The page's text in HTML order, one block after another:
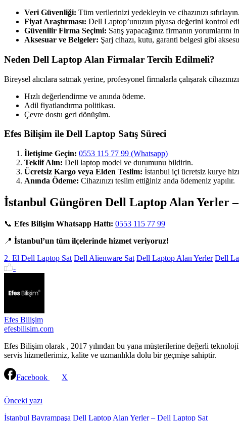
Veri Güvenliği: Tüm verilerinizi yedekleyin ve cihazınızı sıfırlayın.
Fiyat Araştırması: Dell Laptop’unuzun piyasa değerini kontrol
Güvenilir Firma Seçimi: Satış yapacağınız firmanın yorumlarını
Aksesuar ve Belgeler: Şarj cihazı, kutu, garanti belgesi gibi
Neden Dell Laptop Alan Firmalar Tercih Edilmeli?
Bireysel alıcılara satmak yerine, profesyonel firmalarla çalışarak cihazınızı
Hızlı değerlendirme ve anında ödeme.
Adil fiyatlandırma politikası.
Çevre dostu geri dönüşüm.
Efes Bilişim ile Dell Laptop Satış Süreci
İletişime Geçin: 0553 115 77 99 (Whatsapp)
Teklif Alın: Dell laptop model ve durumunu bildirin.
Ücretsiz Kargo veya Elden Teslim: İstanbul içi ücretsiz kurye
Anında Ödeme: Cihazınızı teslim ettiğiniz anda ödemeniz yapılır.
İstanbul Güngören Dell Laptop Alan Yerler –
📞 Efes Bilişim Whatsapp Hattı: 0553 115 77 99
📍 İstanbul’un tüm ilçelerinde hizmet veriyoruz!
2. El Dell Laptop Sat Dell Alienware Sat Dell Laptop Alan Yerler Dell
-
Efes Bilişim
efesbilisim.com
Efes Bilişim olarak , 2017 yılından bu yana müşterilerine değerli
servis hizmetlerimiz, kalite ve uzmanlıkla dolu bir geçmişe sahiptir.
Facebook X
Reading
Önceki yazı
İstanbul Bayrampaşa Dell Laptop Alan Yerler – Dell Laptop Sat